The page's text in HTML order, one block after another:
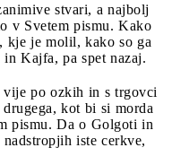
stvari, a najbolj
v Svetem pismu. Kako
kje je molil, kako so ga
Kajfa, pa spet nazaj.
vije po ozkih in s trgovci
kot bi si morda
pismu. Da o Golgoti in
iste cerkve,